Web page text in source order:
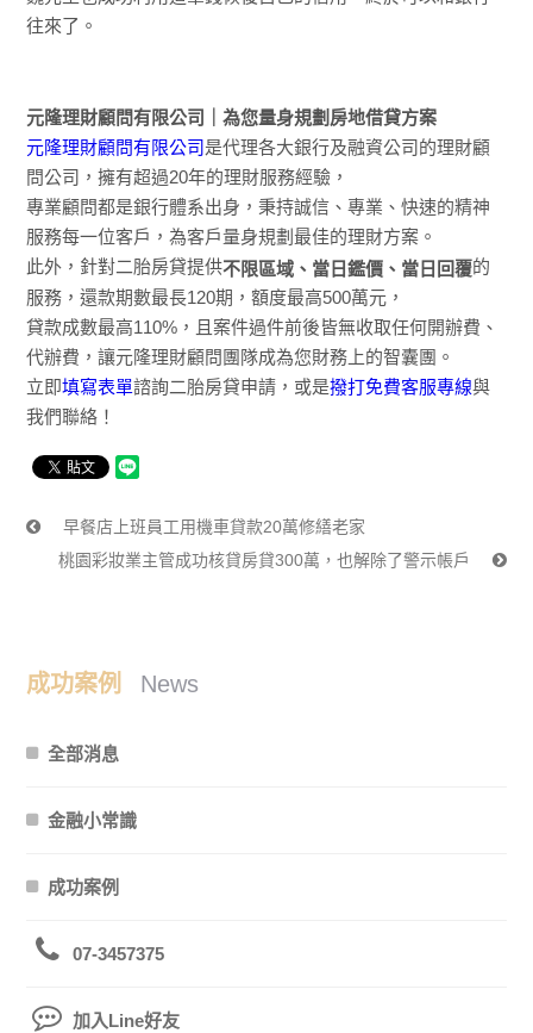
往來了。
元隆理財顧問有限公司｜為您量身規劃房地借貸方案
元隆理財顧問有限公司是代理各大銀行及融資公司的理財顧
問公司，擁有超過20年的理財服務經驗，
專業顧問都是銀行體系出身，秉持誠信、專業、快速的精神
服務每一位客戶，為客戶量身規劃最佳的理財方案。
此外，針對二胎房貸提供不限區域、當日鑑價、當日回覆的
服務，還款期數最長120期，額度最高500萬元，
貸款成數最高110%，且案件過件前後皆無收取任何開辦費、
代辦費，讓元隆理財顧問團隊成為您財務上的智囊團。
立即填寫表單諮詢二胎房貸申請，或是撥打免費客服專線與
我們聯絡！
早餐店上班員工用機車貸款20萬修繕老家
桃園彩妝業主管成功核貸房貸300萬，也解除了警示帳戶
成功案例 News
全部消息
金融小常識
成功案例
07-3457375
加入Line好友